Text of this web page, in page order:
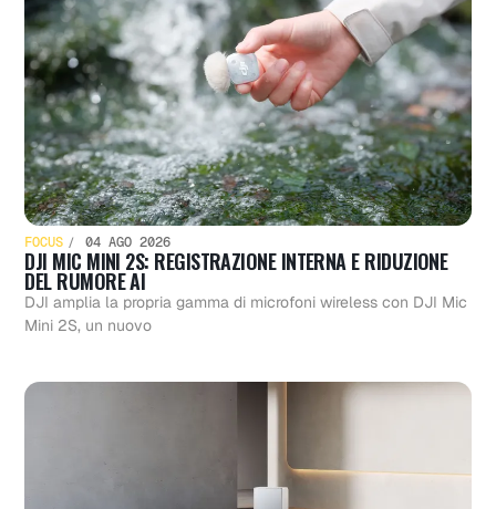
FOCUS 04 AGO 2026
DJI MIC MINI 2S: REGISTRAZIONE INTERNA E RIDUZIONE
DEL RUMORE AI
DJI amplia la propria gamma di microfoni wireless con DJI Mic
Mini 2S, un nuovo